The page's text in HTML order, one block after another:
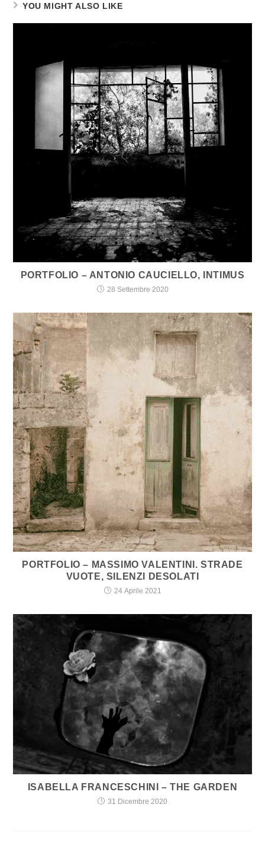
YOU MIGHT ALSO LIKE
PORTFOLIO – ANTONIO CAUCIELLO, INTIMUS
28 Settembre 2020
PORTFOLIO – MASSIMO VALENTINI. STRADE
VUOTE, SILENZI DESOLATI
24 Aprile 2021
ISABELLA FRANCESCHINI – THE GARDEN
31 Dicembre 2020